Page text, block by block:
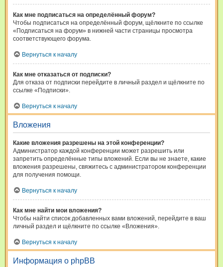
Как мне подписаться на определённый форум?
Чтобы подписаться на определённый форум, щёлкните по ссылке
«Подписаться на форум» в нижней части страницы просмотра
соответствующего форума.
Вернуться к началу
Как мне отказаться от подписки?
Для отказа от подписки перейдите в личный раздел и щёлкните по
ссылке «Подписки».
Вернуться к началу
Вложения
Какие вложения разрешены на этой конференции?
Администратор каждой конференции может разрешить или
запретить определённые типы вложений. Если вы не знаете, какие
вложения разрешены, свяжитесь с администратором конференции
для получения помощи.
Вернуться к началу
Как мне найти мои вложения?
Чтобы найти список добавленных вами вложений, перейдите в ваш
личный раздел и щёлкните по ссылке «Вложения».
Вернуться к началу
Информация о phpBB